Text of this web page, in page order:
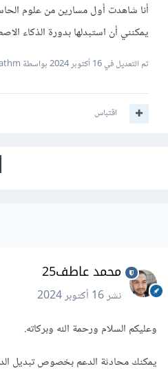
أنا شاهدت أول مسارين من علوم
يمكنني أن استبدلها بدورة الذكاء
تم التعديل في16 أكتوبر 2024 بواسطة Ali Hathm
اقتباس
محمد عاطف25
نشر16 أكتوبر 2024
وعليكم السلام ورحمة الله وبركاته.
يمكنك محادثة الدعم بخصوص تبديل